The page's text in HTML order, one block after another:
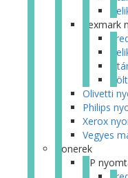
Olivetti
Philips
Xerox
Vegyes
Tonerek
HP